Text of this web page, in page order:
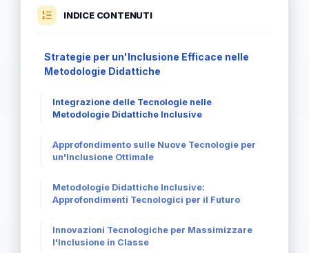
INDICE CONTENUTI
Strategie per un'Inclusione Efficace nelle
Metodologie Didattiche
Integrazione delle Tecnologie nelle
Metodologie Didattiche Inclusive
Approfondimento sulle Nuove Tecnologie per
un'Inclusione Ottimale
Metodologie Didattiche Inclusive:
Approfondimenti Tecnologici per il Futuro
Innovazioni Tecnologiche per Massimizzare
l'Inclusione in Classe